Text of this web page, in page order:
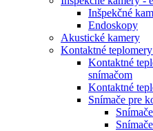
Inšpekčné
Endoskopy
Akustické kamery
Kontaktné
Kontaktné
snímačom
Kontaktné
Snímače pre